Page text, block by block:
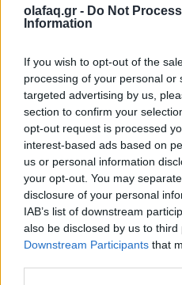
olafaq.gr - Do Not
Information
If you wish to opt-out of the
processing of your personal or
targeted advertising by us,
section to confirm your
opt-out request is processed
interest-based ads based on
us or personal information
your opt-out. You may
disclosure of your personal
IAB’s list of downstream
also be disclosed by us to third
Downstream Participants that
στους στόχους σου
Από τη δημιουργία σταθερής
περισπασμών, η αυτοπειθαρχία
την προσωπική ανάπτυξη και
στόχου.